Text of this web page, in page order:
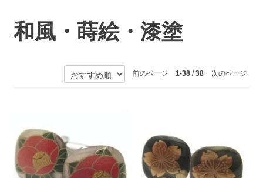
和風・蒔絵・漆塗
前のページ 1-38/38 次のページ